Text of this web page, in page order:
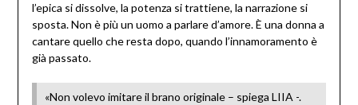
l’epica si dissolve, la potenza si trattiene, la narrazione si
sposta. Non è più un uomo a parlare d’amore. È una donna a
cantare quello che resta dopo, quando l’innamoramento è
già passato.
«Non volevo imitare il brano originale – spiega LIIA -.